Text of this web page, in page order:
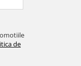
de